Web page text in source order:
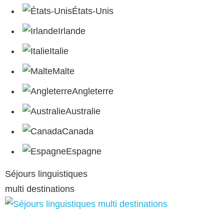
États-Unis
Irlande
Italie
Malte
Angleterre
Australie
Canada
Espagne
Séjours linguistiques
multi destinations